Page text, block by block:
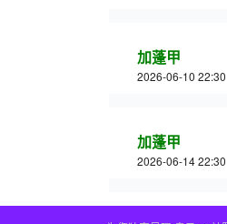
加蓬甲
2026-06-10 22:30
加蓬甲
2026-06-14 22:30